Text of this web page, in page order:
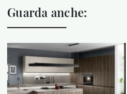
Guarda anche: